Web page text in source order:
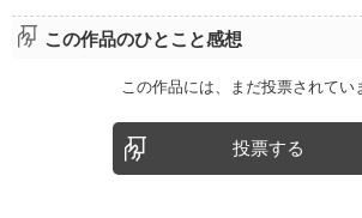
この作品のひとこと感想
この作品には、まだ投票されてい
投票する